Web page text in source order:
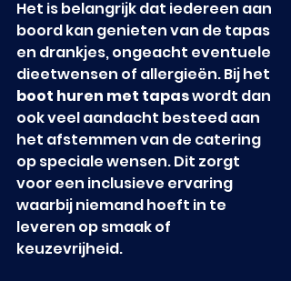
Het is belangrijk dat iedereen aan
boord kan genieten van de tapas
en drankjes, ongeacht eventuele
dieetwensen of allergieën. Bij het
boot huren met tapas wordt dan
ook veel aandacht besteed aan
het afstemmen van de catering
op speciale wensen. Dit zorgt
voor een inclusieve ervaring
waarbij niemand hoeft in te
leveren op smaak of
keuzevrijheid.